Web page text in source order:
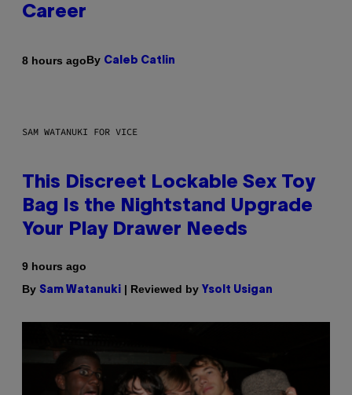
Career
8 hours agoBy Caleb Catlin
SAM WATANUKI FOR VICE
This Discreet Lockable Sex Toy
Bag Is the Nightstand Upgrade
Your Play Drawer Needs
9 hours ago
By Sam Watanuki | Reviewed by Ysolt Usigan